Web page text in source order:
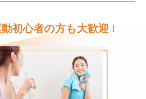
初心者の方も大歓迎 !